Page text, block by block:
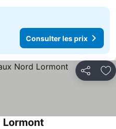
Consulter les prix
Partager
Lormont